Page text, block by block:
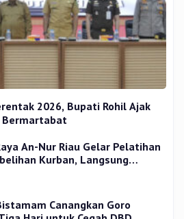
2026, Bupati Rohil Ajak
Bermartabat
An-Nur Riau Gelar Pelatihan
Kurban, Langsung
Canangkan Goro